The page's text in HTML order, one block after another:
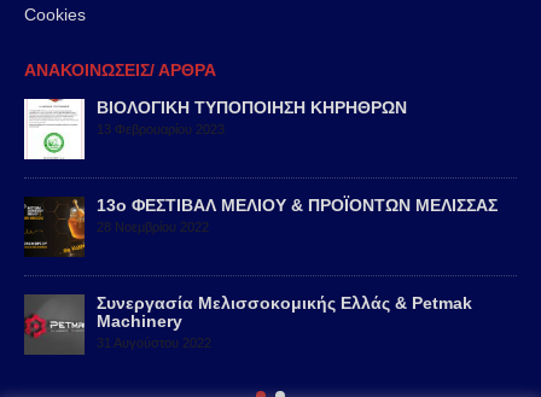
Cookies
ΑΝΑΚΟΙΝΩΣΕΙΣ/ ΑΡΘΡΑ
ΒΙΟΛΟΓΙΚΗ ΤΥΠΟΠΟΙΗΣΗ ΚΗΡΗΘΡΩΝ
13 Φεβρουαρίου 2023
13ο ΦΕΣΤΙΒΑΛ ΜΕΛΙΟΥ & ΠΡΟΪΟΝΤΩΝ ΜΕΛΙΣΣΑΣ
28 Νοεμβρίου 2022
Συνεργασία Μελισσοκομικής Ελλάς & Petmak
Machinery
31 Αυγούστου 2022